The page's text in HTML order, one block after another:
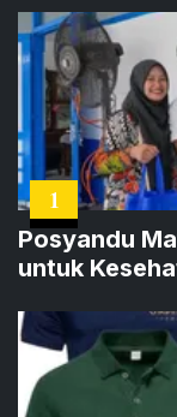
1
Posyandu
untuk